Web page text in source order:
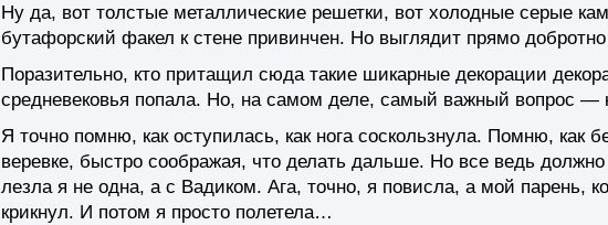
Ну да, вот толстые металлические решетки, вот холодные серые
бутафорский факел к стене привинчен. Но выглядит прямо
Поразительно, кто притащил сюда такие шикарные декорации
средневековья попала. Но, на самом деле, самый важный вопрос —
Я точно помню, как оступилась, как нога соскользнула. Помню, как
веревке, быстро соображая, что делать дальше. Но все ведь
лезла я не одна, а с Вадиком. Ага, точно, я повисла, а мой парень,
крикнул. И потом я просто полетела…